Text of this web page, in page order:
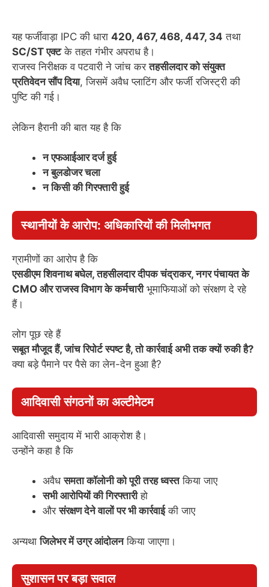
यह फर्जीवाड़ा IPC की धारा 420, 467, 468, 447, 34 तथा
SC/ST एक्टके तहत गंभीर अपराध है।
राजस्व निरीक्षक व पटवारी ने जांच करतहसीलदार को संयुक्त
प्रतिवेदन सौंप दिया, जिसमें अवैध प्लाटिंग और फर्जी रजिस्ट्री की
पुष्टि की गई।
लेकिन हैरानी की बात यह है कि
न एफआईआर दर्ज हुई
न बुलडोजर चला
न किसी की गिरफ्तारी हुई
स्थानीयों के आरोप: अधिकारियों की मिलीभगत
ग्रामीणों का आरोप है कि
एसडीएम शिवनाथ बघेल, तहसीलदार दीपक चंद्राकर, नगर पंचायत के
CMO और राजस्व विभाग के कर्मचारीभूमाफियाओं को संरक्षण दे रहे
हैं।
लोग पूछ रहे हैं
सबूत मौजूद हैं, जांच रिपोर्ट स्पष्ट है, तो कार्रवाई अभी तक क्यों रुकी है?
क्या बड़े पैमाने पर पैसे का लेन-देन हुआ है?
आदिवासी संगठनों का अल्टीमेटम
आदिवासी समुदाय में भारी आक्रोश है।
उन्होंने कहा है कि
अवैधसमता कॉलोनी को पूरी तरह ध्वस्तकिया जाए
सभी आरोपियों की गिरफ्तारीहो
औरसंरक्षण देने वालों पर भी कार्रवाईकी जाए
अन्यथाजिलेभर में उग्र आंदोलनकिया जाएगा।
सुशासन पर बड़ा सवाल